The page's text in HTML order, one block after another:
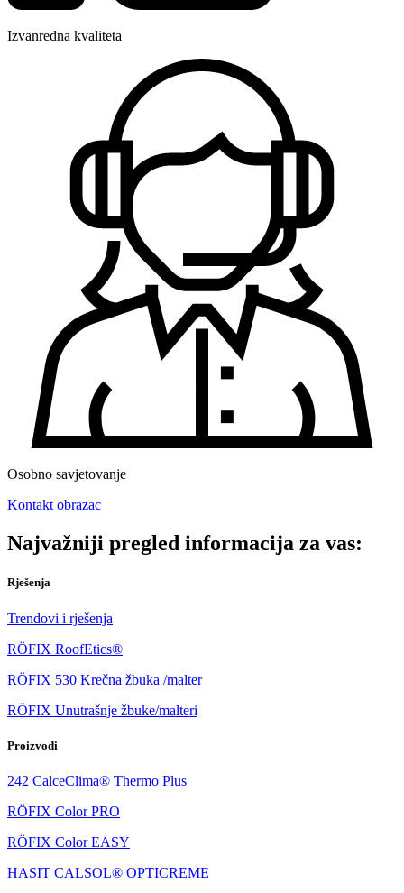
Izvanredna kvaliteta
Osobno savjetovanje
Kontakt obrazac
Najvažniji pregled informacija za vas:
Rješenja
Trendovi i rješenja
RÖFIX RoofEtics®
RÖFIX 530 Krečna žbuka /malter
RÖFIX Unutrašnje žbuke/malteri
Proizvodi
242 CalceClima® Thermo Plus
RÖFIX Color PRO
RÖFIX Color EASY
HASIT CALSOL® OPTICREME